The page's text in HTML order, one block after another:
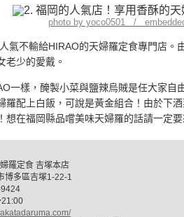
photo by yoco0501 /
氣不輸給HIRAO的天婦羅定食專門店。
老少的愛戴。
一樣，醃製小菜與鹽辣烏賊是任大家
羅配上白飯，可說是黃金組合！由於下
想在福岡縣品嚐美味天婦羅的話請一定要
羅定食 吉塚本店
博多區吉塚1-22-1